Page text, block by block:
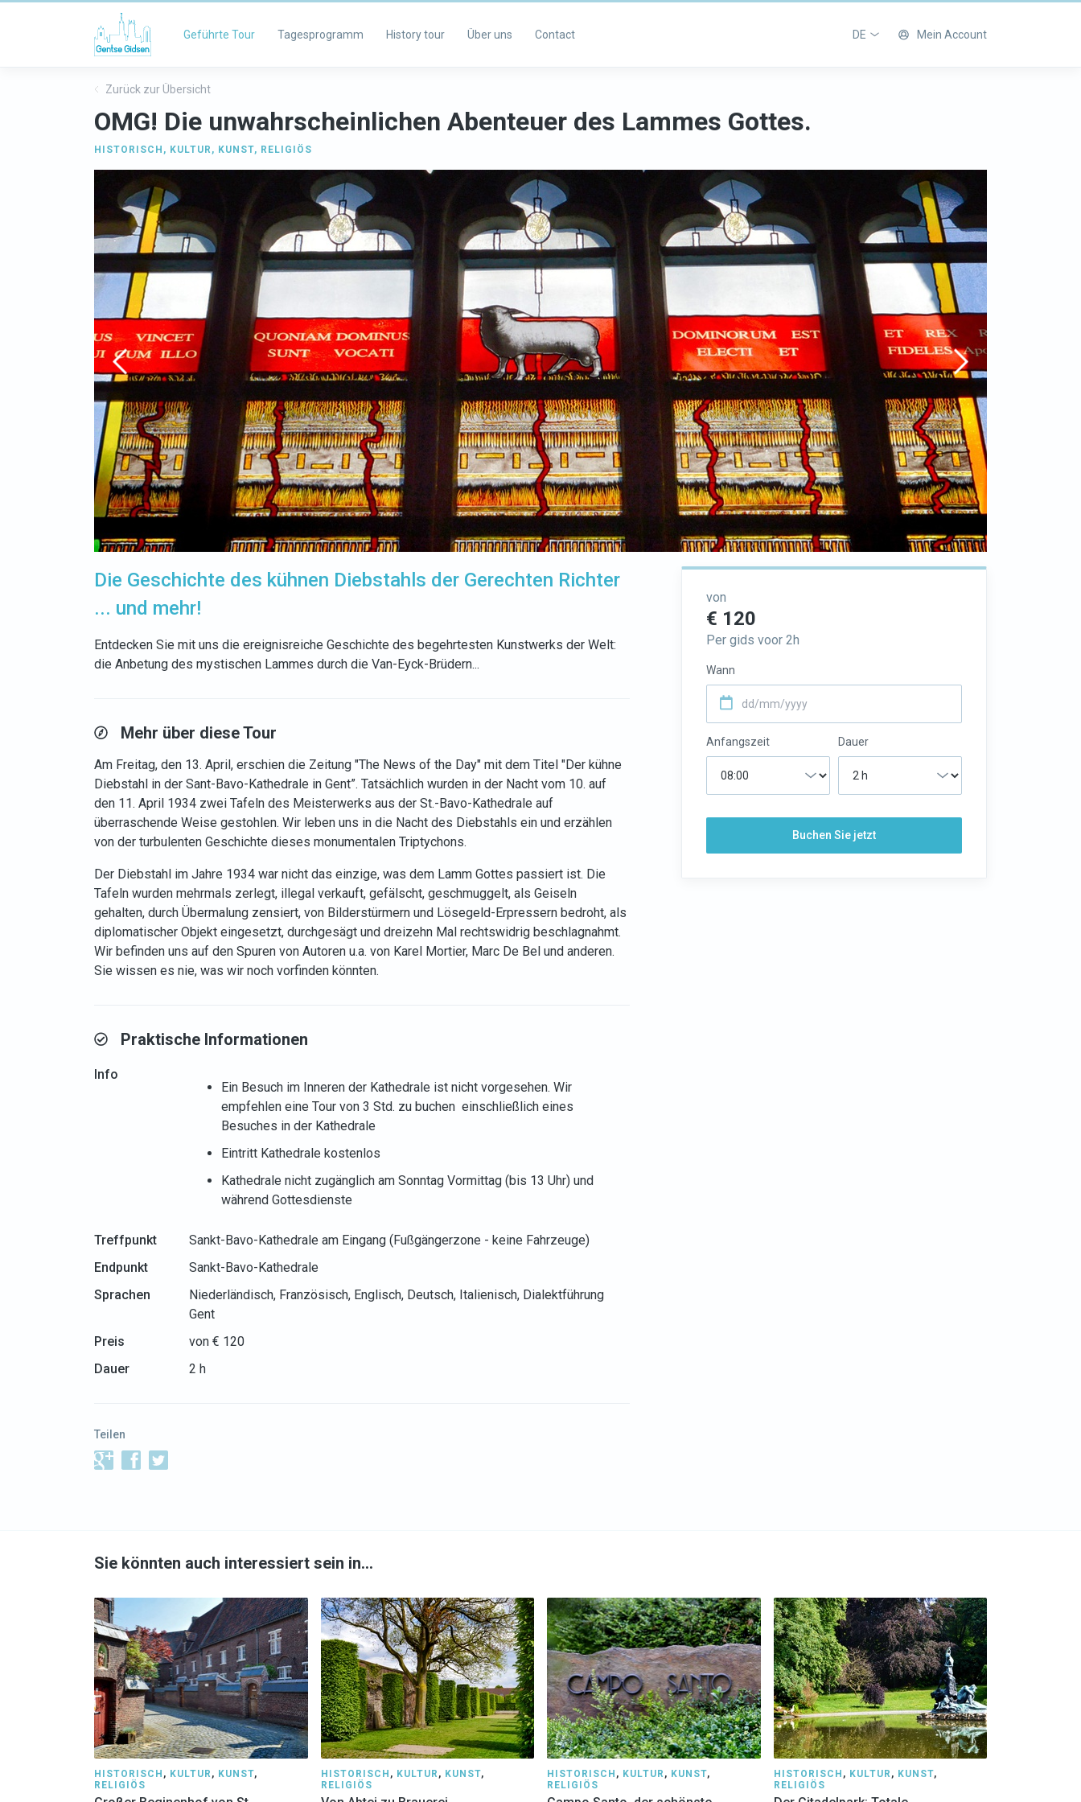
Geführte Tour Tagesprogramm History tour Über uns Contact DE Mein Account
Zurück zur Übersicht
OMG! Die unwahrscheinlichen Abenteuer des Lammes Gottes.
HISTORISCH , KULTUR , KUNST, RELIGIÖS
von
€ 120
Per gids voor 2h
Wann
Anfangszeit Dauer
Buchen Sie jetzt
Die Geschichte des kühnen Diebstahls der Gerechten Richter
... und mehr!
Entdecken Sie mit uns die ereignisreiche Geschichte des begehrtesten Kunstwerks der Welt:
die Anbetung des mystischen Lammes durch die Van-Eyck-Brüdern...
Mehr über diese Tour
Am Freitag, den 13. April, erschien die Zeitung "The News of the Day" mit dem Titel "Der kühne
Diebstahl in der Sant-Bavo-Kathedrale in Gent”. Tatsächlich wurden in der Nacht vom 10. auf
den 11. April 1934 zwei Tafeln des Meisterwerks aus der St.-Bavo-Kathedrale auf
überraschende Weise gestohlen. Wir leben uns in die Nacht des Diebstahls ein und erzählen
von der turbulenten Geschichte dieses monumentalen Triptychons.
Der Diebstahl im Jahre 1934 war nicht das einzige, was dem Lamm Gottes passiert ist. Die
Tafeln wurden mehrmals zerlegt, illegal verkauft, gefälscht, geschmuggelt, als Geiseln
gehalten, durch Übermalung zensiert, von Bilderstürmern und Lösegeld-Erpressern bedroht, als
diplomatischer Objekt eingesetzt, durchgesägt und dreizehn Mal rechtswidrig beschlagnahmt.
Wir befinden uns auf den Spuren von Autoren u.a. von Karel Mortier, Marc De Bel und anderen.
Sie wissen es nie, was wir noch vorfinden könnten.
Praktische Informationen
Info
Ein Besuch im Inneren der Kathedrale ist nicht vorgesehen. Wir
empfehlen eine Tour von 3 Std. zu buchen einschließlich eines
Besuches in der Kathedrale
Eintritt Kathedrale kostenlos
Kathedrale nicht zugänglich am Sonntag Vormittag (bis 13 Uhr) und
während Gottesdienste
Treffpunkt
Sankt-Bavo-Kathedrale am Eingang (Fußgängerzone - keine Fahrzeuge)
Endpunkt
Sankt-Bavo-Kathedrale
Sprachen
Niederländisch, Französisch, Englisch, Deutsch, Italienisch, Dialektführung
Gent
Preis
von € 120
Dauer
2 h
Teilen
Sie könnten auch interessiert sein in…
HISTORISCH , KULTUR , KUNST,
RELIGIÖS
HISTORISCH , KULTUR , KUNST,
RELIGIÖS
HISTORISCH , KULTUR , KUNST,
RELIGIÖS
HISTORISCH , KULTUR , KUNST,
RELIGIÖS